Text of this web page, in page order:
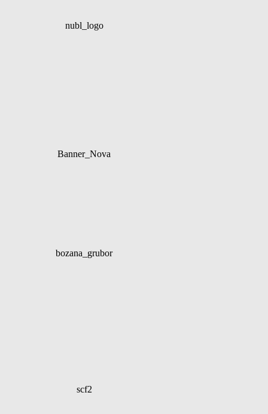
nubl_logo
Banner_Nova
bozana_grubor
scf2